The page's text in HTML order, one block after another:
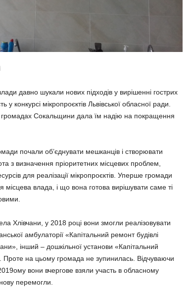
давно шукали нових підходів у вирішенні гострих
конкурсі мікропроєктів Львівської обласної ради.
громадах Сокальщини дала їм надію на покращення
почали об’єднувати мешканців і створювати
з визначення пріоритетних місцевих проблем,
для реалізації мікропроєктів. Уперше громади
місцева влада, і що вона готова вирішувати саме ті
Хлівчани, у 2018 році вони змогли реалізовувати
амбулаторії «Капітальний ремонт будівлі
інший – дошкільної установи «Капітальний
Проте на цьому громада не зупинилась. Відчуваючи
вони вчергове взяли участь в обласному
перемогли.